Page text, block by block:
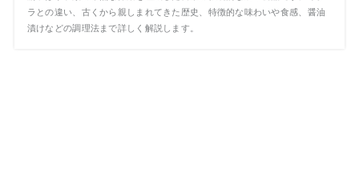
ラとの違い、古くから親しまれてきた歴史、特徴的な味わいや食感、醤油
漬けなどの調理法まで詳しく解説します。